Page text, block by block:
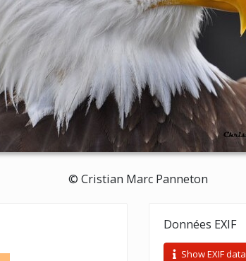
© Cristian Marc Panneton
Données EXIF
Show EXIF data